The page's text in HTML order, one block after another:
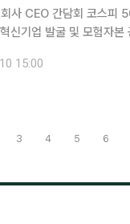
사 CEO 간담회 코스피
모험자본 공급 이찬진 금융감독원장이 증권사 최고경영자
금융사고를 내부통제 실
15:00
3 4 5 6